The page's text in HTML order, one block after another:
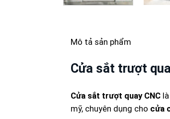
Mô tả sản phẩm
Cửa sắt trượt
Cửa sắt trượt quay CNC
mỹ, chuyên dụng cho cửa